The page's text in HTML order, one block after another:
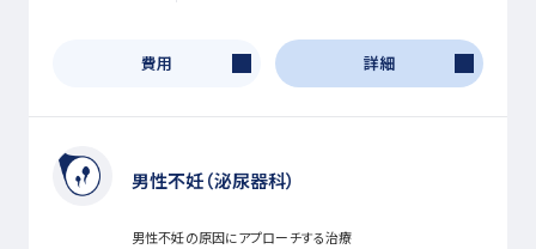
費用 詳細
男性不妊（泌尿器科）
男性不妊の原因にアプローチする治療